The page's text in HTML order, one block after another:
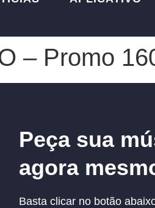
– Promo
Peça sua
agora
Basta clicar no botão